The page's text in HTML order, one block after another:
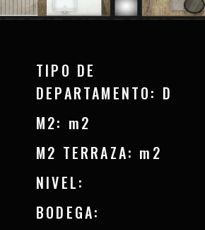
TIPO DE
DEPARTAMENTO: D
M2: m2
M2 TERRAZA: m2
NIVEL:
BODEGA: